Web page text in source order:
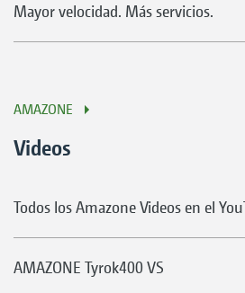
Mayor velocidad. Más servicios.
AMAZONE
Videos
Todos los Amazone Videos en el
AMAZONE Tyrok400 VS